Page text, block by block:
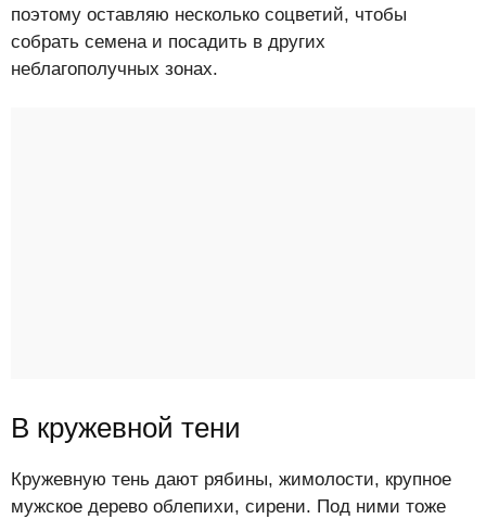
поэтому оставляю несколько соцветий, чтобы
собрать семена и посадить в других
неблагополучных зонах.
В кружевной тени
Кружевную тень дают рябины, жимолости, крупное
мужское дерево облепихи, сирени. Под ними тоже